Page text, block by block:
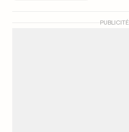
PUBLICITÉ